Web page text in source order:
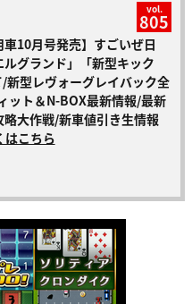
vol.
805
車10月号発売】すごいぜ日
ルグランド」「新型キック
/新型レヴォーグレイバック全
ット＆N-BOX最新情報/最新
略大作戦/新車値引き生情報
こちら